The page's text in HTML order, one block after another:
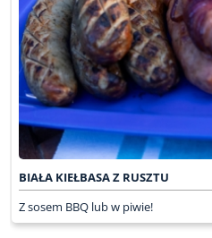
BIAŁA KIEŁBASA Z RUSZTU
Z sosem BBQ lub w piwie!